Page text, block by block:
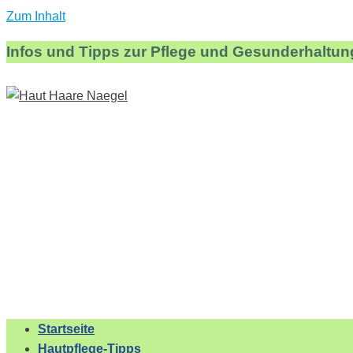
Zum Inhalt
Infos und Tipps zur Pflege und
Startseite
Hautpflege-Tipps